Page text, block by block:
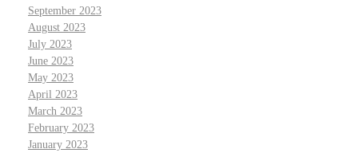
September 2023
August 2023
July 2023
June 2023
May 2023
April 2023
March 2023
February 2023
January 2023